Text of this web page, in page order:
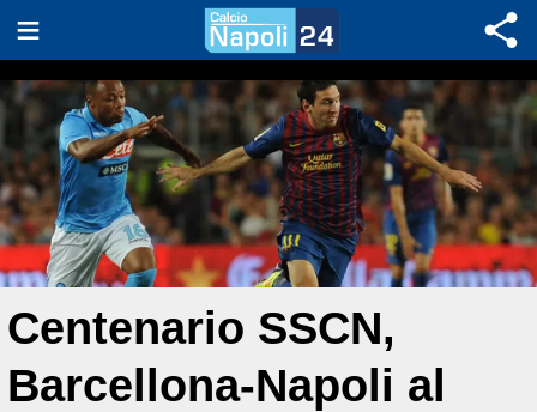
Centenario SSCN,
Barcellona-Napoli al